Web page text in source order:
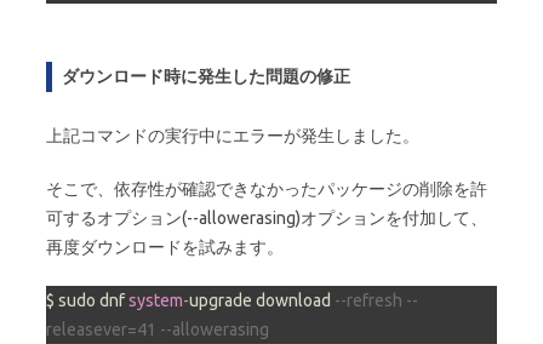
ダウンロード時に発生した問題の修正
上記コマンドの実行中にエラーが発生しました。
そこで、依存性が確認できなかったパッケージの削除を許
可するオプション(--allowerasing)オプションを付加して、
再度ダウンロードを試みます。
$ sudo dnf system-upgrade download --refresh --
releasever=41 --allowerasing